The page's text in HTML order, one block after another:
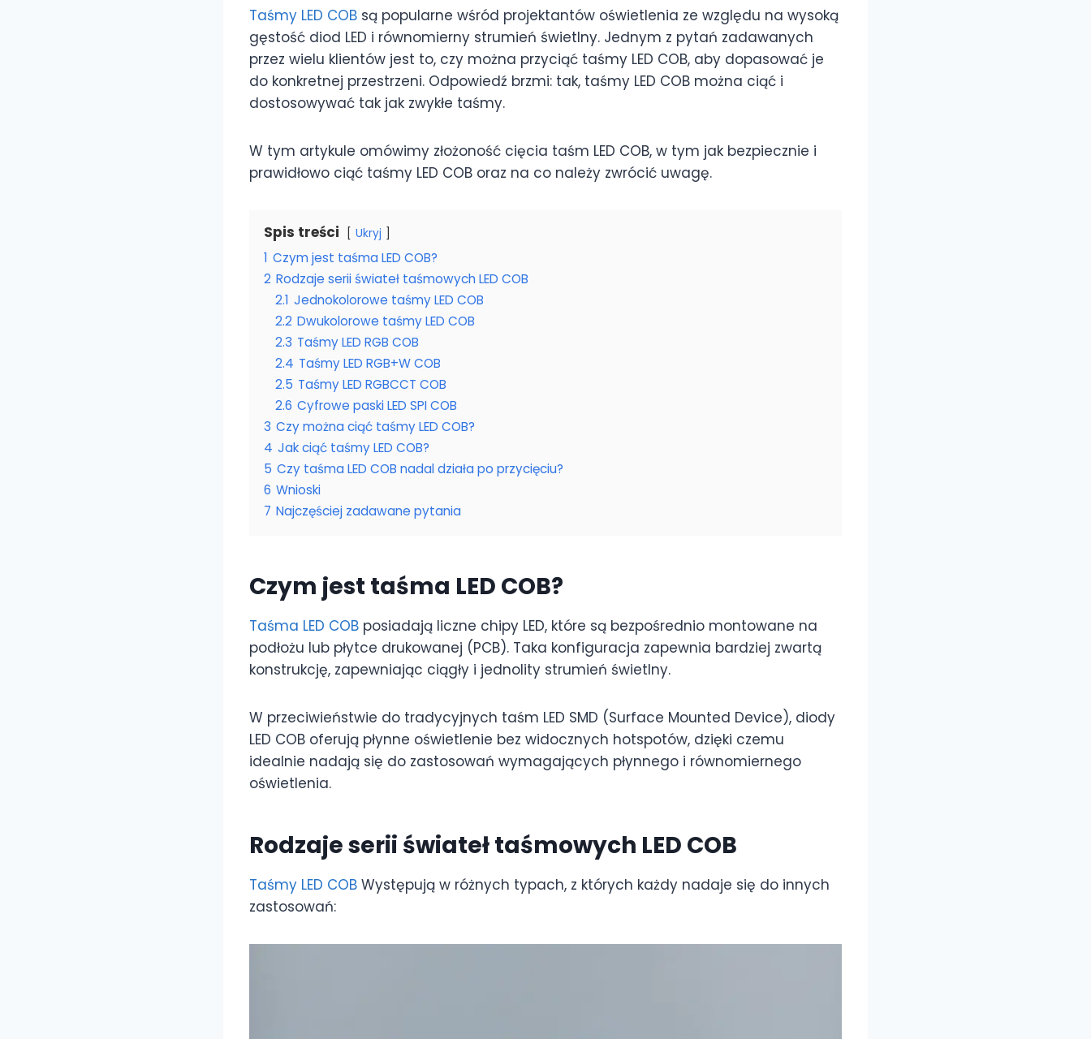
Taśmy LED COB są popularne wśród projektantów oświetlenia ze względu na wysoką
gęstość diod LED i równomierny strumień świetlny. Jednym z pytań zadawanych
przez wielu klientów jest to, czy można przyciąć taśmy LED COB, aby dopasować je
do konkretnej przestrzeni. Odpowiedź brzmi: tak, taśmy LED COB można ciąć i
dostosowywać tak jak zwykłe taśmy.
W tym artykule omówimy złożoność cięcia taśm LED COB, w tym jak bezpiecznie i
prawidłowo ciąć taśmy LED COB oraz na co należy zwrócić uwagę.
Spis treści Ukryj
1 Czym jest taśma LED COB?
2 Rodzaje serii świateł taśmowych LED COB
2.1 Jednokolorowe taśmy LED COB
2.2 Dwukolorowe taśmy LED COB
2.3 Taśmy LED RGB COB
2.4 Taśmy LED RGB+W COB
2.5 Taśmy LED RGBCCT COB
2.6 Cyfrowe paski LED SPI COB
3 Czy można ciąć taśmy LED COB?
4 Jak ciąć taśmy LED COB?
5 Czy taśma LED COB nadal działa po przycięciu?
6 Wnioski
7 Najczęściej zadawane pytania
Czym jest taśma LED COB?
Taśma LED COB posiadają liczne chipy LED, które są bezpośrednio montowane na
podłożu lub płytce drukowanej (PCB). Taka konfiguracja zapewnia bardziej zwartą
konstrukcję, zapewniając ciągły i jednolity strumień świetlny.
W przeciwieństwie do tradycyjnych taśm LED SMD (Surface Mounted Device), diody
LED COB oferują płynne oświetlenie bez widocznych hotspotów, dzięki czemu
idealnie nadają się do zastosowań wymagających płynnego i równomiernego
oświetlenia.
Rodzaje serii świateł taśmowych LED COB
Taśmy LED COB Występują w różnych typach, z których każdy nadaje się do innych
zastosowań: